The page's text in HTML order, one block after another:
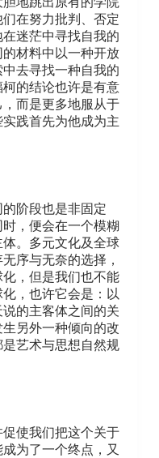
在努力批判、否定
迷茫中寻找自我的
材料中以一种开放
去寻找一种自我的
的结论也许是有意
而是更多地服从于
践首先为他成为主
阶段也是非固定
，便会在一个模糊
。多元文化及全球
序与无奈的选择，
，但是我们也不能
，也许它会是：以
的主客体之间的关
另外一种倾向的改
艺术与思想自然规
使我们把这个关于
为了一个终点，又